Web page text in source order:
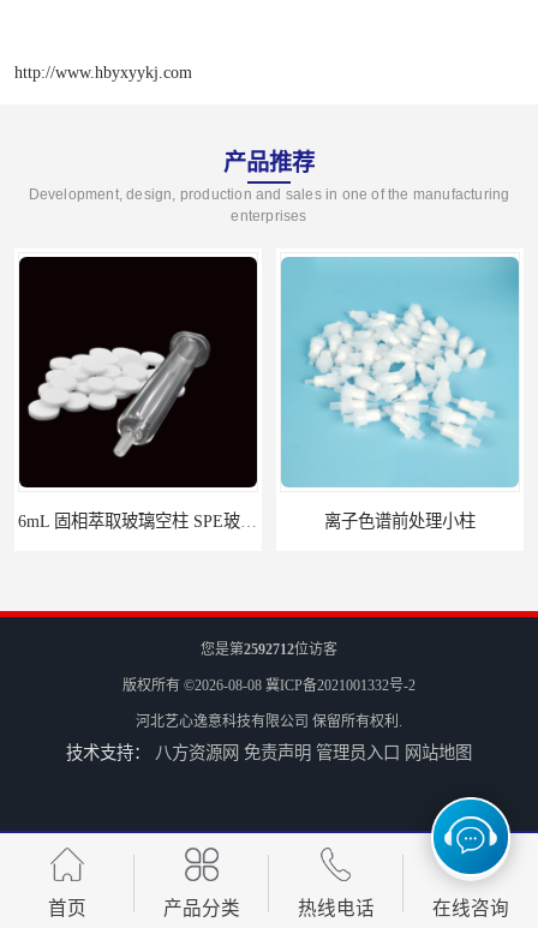
http://www.hbyxyykj.com
产品推荐
Development, design, production and sales in one of the manufacturing
enterprises
6mL 固相萃取玻璃空柱 SPE玻璃空柱 离子色谱前处理小柱​
您是第2592712位访客
版权所有 ©2026-08-08 冀ICP备2021001332号-2
河北艺心逸意科技有限公司 保留所有权利.
技术支持： 八方资源网 免责声明 管理员入口 网站地图
首页 产品分类 热线电话 在线咨询